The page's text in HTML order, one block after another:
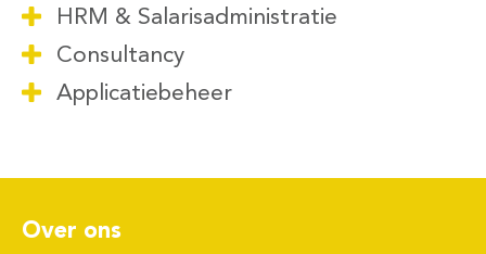
HRM & Salarisadministratie
Consultancy
Applicatiebeheer
Over ons